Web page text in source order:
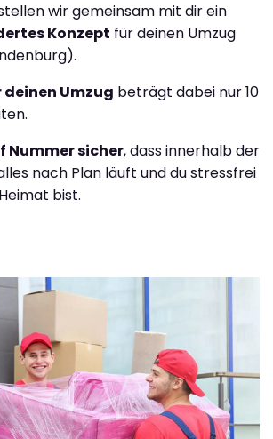
wir gemeinsam mit dir ein
Konzept für deinen Umzug
Umzug beträgt dabei nur 10
Nummer sicher, dass innerhalb der
nach Plan läuft und du stressfrei
bist.